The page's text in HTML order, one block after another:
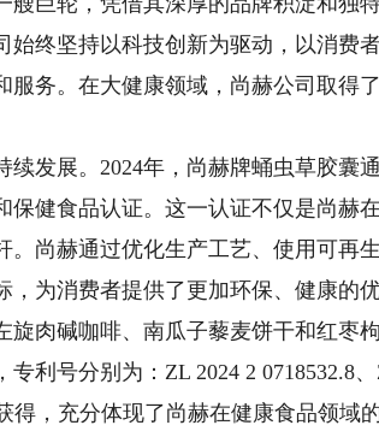
终坚持以科技创新为驱动，以消费
务。在大健康领域，尚赫公司取得
发展。2024年，尚赫牌蛹虫草胶囊
健食品认证。这一认证不仅是尚赫
尚赫通过优化生产工艺、使用可再
为消费者提供了更加环保、健康的优
碱咖啡、南瓜子藜麦饼干和红枣枸
利号分别为：ZL 2024 2 0718532.8、
得，充分体现了尚赫在健康食品领域